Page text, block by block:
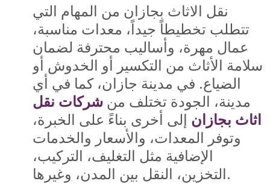
Aplicativo Móvel
Buscar
cursos
نقل الاثاث بجازان من المهام التي
تتطلب تخطيطاً جيداً، معدات مناسبة،
عمال مهرة، وأساليب محترفة لضمان
سلامة الأثاث من التكسير أو الخدوش أو
الضياع. في مدينة جازان، كما في أي
مدينة، الجودة تختلف من شركات نقل
اثاث بجازان إلى أخرى بناءً على الخبرة،
وتوفر المعدات، والأسعار والخدمات
الإضافية مثل التغليف، التركيب،
التخزين، النقل بين المدن، وغيرها.